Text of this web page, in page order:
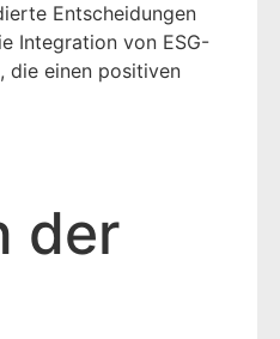
Entscheidungen
Integration von ESG-
die einen positiven
der